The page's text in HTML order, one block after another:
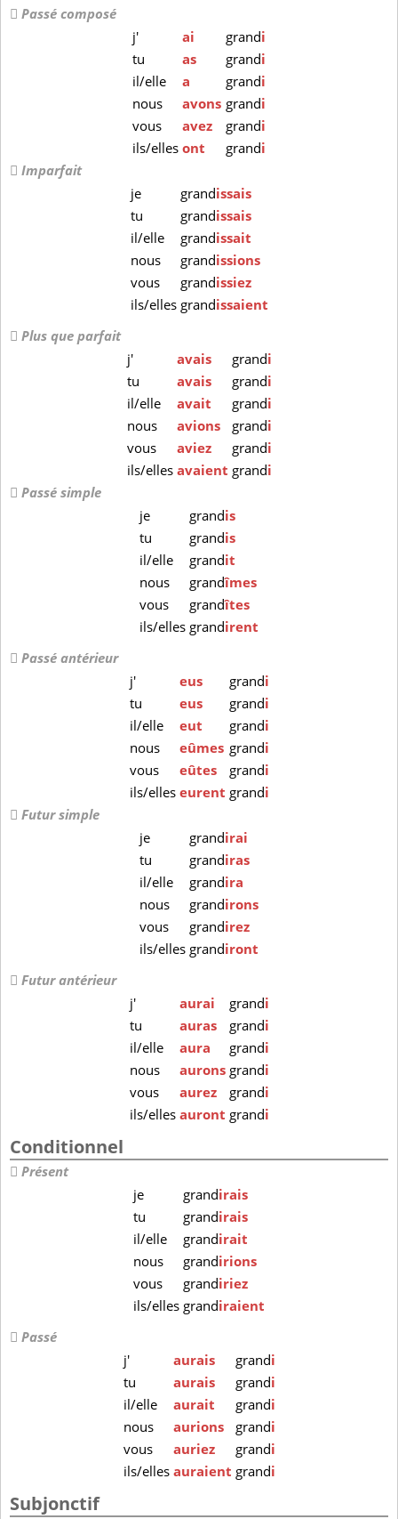
Passé composé
j'
ai grandi
tu
as grandi
il/elle
a grandi
nous
avons grandi
vous
avez grandi
ils/ellesont grandi
Imparfait
je
grandissais
tu
grandissais
il/elle
grandissait
nous
grandissions
vous
grandissiez
ils/elles grandissaient
Plus que parfait
j'
avais grandi
tu
avais grandi
il/elle
avait grandi
nous
avions grandi
vous
aviez grandi
ils/elles avaient grandi
Passé simple
je
grandis
tu
grandis
il/elle
grandit
nous
grandîmes
vous
grandîtes
ils/elles grandirent
Passé antérieur
j'
eus grandi
tu
eus grandi
il/elle
eut grandi
nous
eûmes grandi
vous
eûtes grandi
ils/elles eurent grandi
Futur simple
je
grandirai
tu
grandiras
il/elle
grandira
nous
grandirons
vous
grandirez
ils/elles grandiront
Futur antérieur
j'
aurai grandi
tu
auras grandi
il/elle
aura grandi
nous
aurons grandi
vous
aurez grandi
ils/elles auront grandi
Conditionnel
Présent
je
grandirais
tu
grandirais
il/elle
grandirait
nous
grandirions
vous
grandiriez
ils/elles grandiraient
Passé
j'
aurais grandi
tu
aurais grandi
il/elle
aurait grandi
nous
aurions grandi
vous
auriez grandi
ils/elles auraient grandi
Subjonctif